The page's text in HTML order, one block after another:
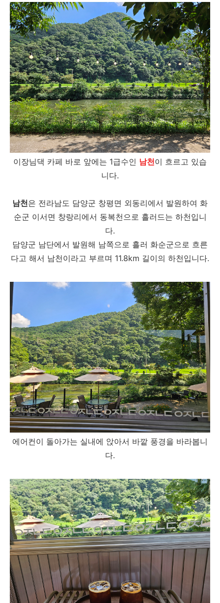
이장님댁 카페 바로 앞에는 1급수인 남천이 흐르고 있습
니다.
남천은 전라남도 담양군 창평면 외동리에서 발원하여 화
순군 이서면 창랑리에서 동복천으로 흘러드는 하천입니
다.
담양군 남단에서 발원해 남쪽으로 흘러 화순군으로 흐른
다고 해서 남천이라고 부르며 11.8km 길이의 하천입니다.
에어컨이 돌아가는 실내에 앉아서 바깥 풍경을 바라봅니
다.